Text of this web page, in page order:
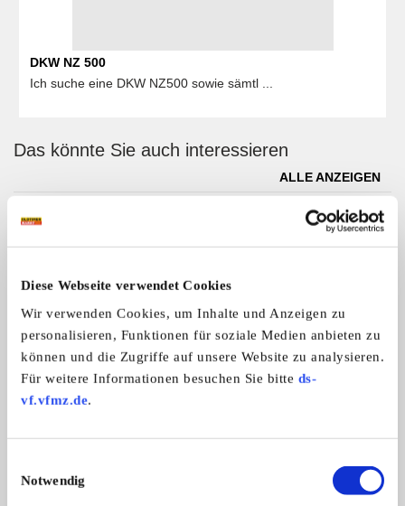
Diese Webseite verwendet Cookies
Wir verwenden Cookies, um Inhalte und Anzeigen zu
personalisieren, Funktionen für soziale Medien anbieten zu
können und die Zugriffe auf unsere Website zu analysieren.
Für weitere Informationen besuchen Sie bitte ds-
vf.vfmz.de.
Notwendig
DKW NZ 500
Ich suche eine DKW NZ500 sowie sämtl ...
Das könnte Sie auch interessieren
ALLE ANZEIGEN
Moto Guzzi
Moto Guzzi Arona, 247 ccm, Bj.59, au
7.100,- €
Honda Silverwing